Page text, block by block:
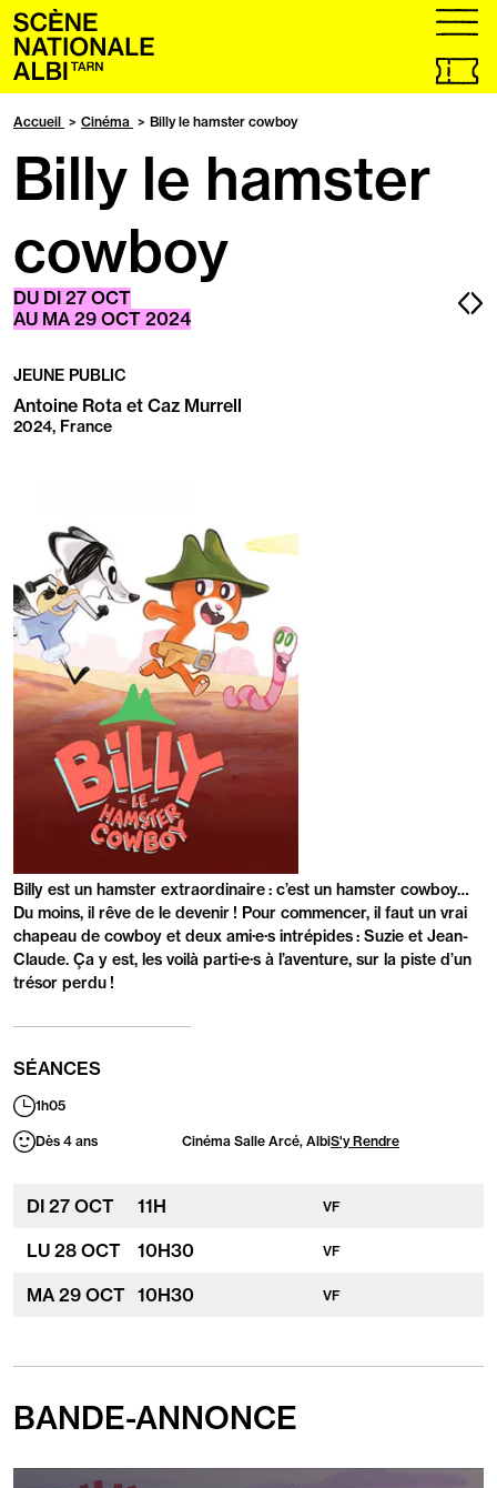
Accueil
Billetterie
en
un
menu
Accueil Cinéma Billy le hamster cowboy
Billy le hamster
cowboy
DU DI 27 OCT
AU MA 29 OCT 2024
JEUNE PUBLIC
Antoine Rota et Caz Murrell
2024, France
PRÉSENTATION
Billy est un hamster extraordinaire : c’est un hamster cowboy…
Du moins, il rêve de le devenir ! Pour commencer, il faut un vrai
chapeau de cowboy et deux ami·e·s intrépides : Suzie et Jean-
Claude. Ça y est, les voilà parti·e·s à l’aventure, sur la piste d’un
trésor perdu !
SÉANCES
Durée
:
1h05
PublicsDès 4 ans Cinéma Salle Arcé, AlbiS'y Rendre
DI 27 OCT 11H VF
LU 28 OCT 10H30 VF
MA 29 OCT 10H30 VF
BANDE-ANNONCE